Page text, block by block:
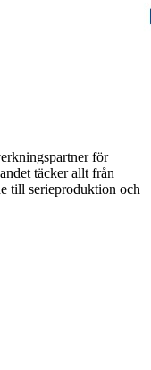
för
täcker allt från
till serieproduktion och